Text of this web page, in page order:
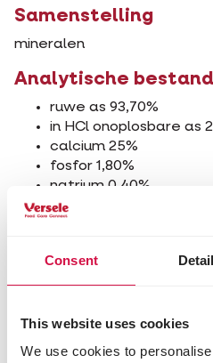
Consent
This website uses cookies
We use cookies to
Samenstelling
mineralen
Analytische
ruwe as 93,70%
in HCl onoplosbare as
calcium 25%
fosfor 1,80%
natrium 0,40%
Andere